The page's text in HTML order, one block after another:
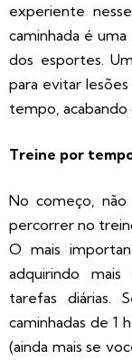
experiente
caminhada é
dos esportes.
para evitar
tempo, acabando
Treine por
No começo,
percorrer no
O mais
adquirindo
tarefas diárias.
caminhadas de 1
(ainda mais se